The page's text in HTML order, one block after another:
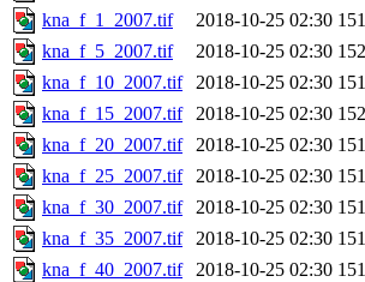
kna_f_1_2007.tif
2018-10-25 02:30
kna_f_5_2007.tif
2018-10-25 02:30
kna_f_10_2007.tif
2018-10-25 02:30
kna_f_15_2007.tif
2018-10-25 02:30
kna_f_20_2007.tif
2018-10-25 02:30
kna_f_25_2007.tif
2018-10-25 02:30
kna_f_30_2007.tif
2018-10-25 02:30
kna_f_35_2007.tif
2018-10-25 02:30
kna_f_40_2007.tif
2018-10-25 02:30